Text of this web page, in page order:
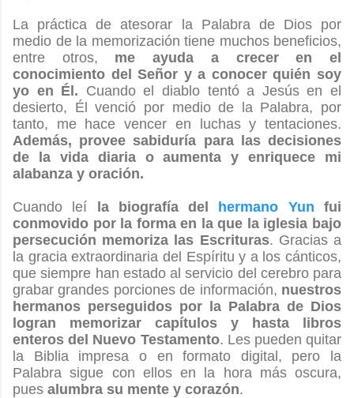
La práctica de atesorar la Palabra de Dios por
medio de la memorización tiene muchos beneficios,
entre otros, me ayuda a crecer en el
conocimiento del Señor y a conocer quién soy
yo en Él. Cuando el diablo tentó a Jesús en el
desierto, Él venció por medio de la Palabra, por
tanto, me hace vencer en luchas y tentaciones.
Además, provee sabiduría para las decisiones
de la vida diaria o aumenta y enriquece mi
alabanza y oración.
Cuando leí la biografía del hermano Yun fui
conmovido por la forma en la que la iglesia bajo
persecución memoriza las Escrituras. Gracias a
la gracia extraordinaria del Espíritu y a los cánticos,
que siempre han estado al servicio del cerebro para
grabar grandes porciones de información, nuestros
hermanos perseguidos por la Palabra de Dios
logran memorizar capítulos y hasta libros
enteros del Nuevo Testamento. Les pueden quitar
la Biblia impresa o en formato digital, pero la
Palabra sigue con ellos en la hora más oscura,
pues alumbra su mente y corazón.